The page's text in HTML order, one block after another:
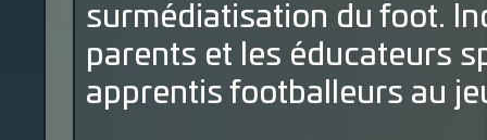
surmédiatisation du foot.
parents et les éducateurs
apprentis footballeurs au